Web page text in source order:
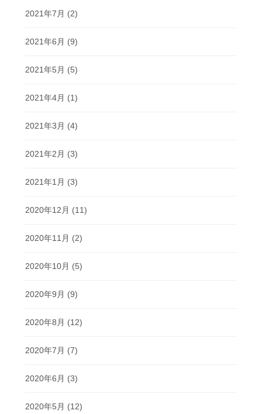
2021年7月 (2)
2021年6月 (9)
2021年5月 (5)
2021年4月 (1)
2021年3月 (4)
2021年2月 (3)
2021年1月 (3)
2020年12月 (11)
2020年11月 (2)
2020年10月 (5)
2020年9月 (9)
2020年8月 (12)
2020年7月 (7)
2020年6月 (3)
2020年5月 (12)